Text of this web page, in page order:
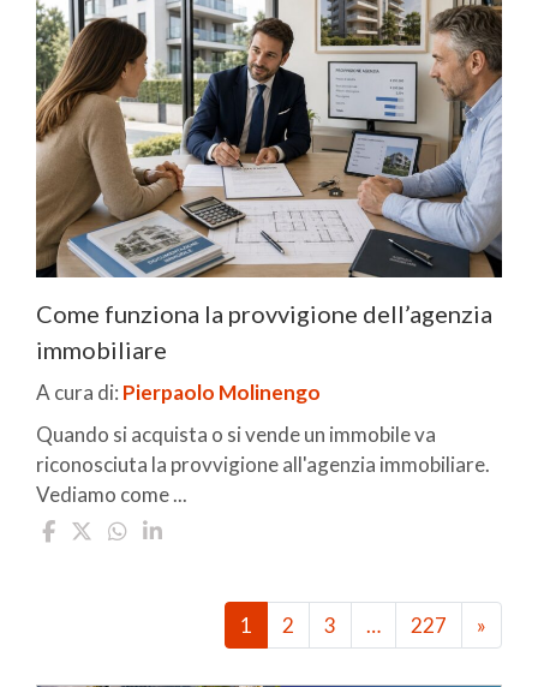
Come funziona la provvigione dell’agenzia
immobiliare
A cura di: Pierpaolo Molinengo
Quando si acquista o si vende un immobile va
riconosciuta la provvigione all'agenzia immobiliare.
Vediamo come ...
1 2 3 … 227 »